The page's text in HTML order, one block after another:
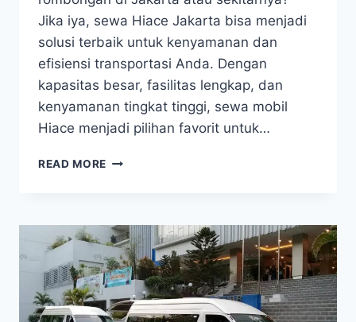
Jika iya, sewa Hiace Jakarta bisa menjadi
solusi terbaik untuk kenyamanan dan
efisiensi transportasi Anda. Dengan
kapasitas besar, fasilitas lengkap, dan
kenyamanan tingkat tinggi, sewa mobil
Hiace menjadi pilihan favorit untuk…
READ MORE SEWA
NYAMAN
DAN
EFISIEN